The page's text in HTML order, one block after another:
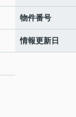
物件番号
情報更新日